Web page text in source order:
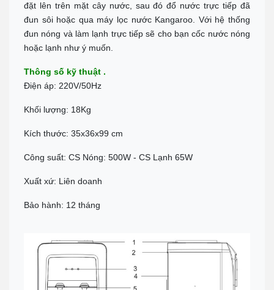
đặt lên trên mặt cây nước, sau đó đổ nước trực tiếp đã
đun sôi hoặc qua máy lọc nước Kangaroo. Với hệ thống
đun nóng và làm lạnh trực tiếp sẽ cho bạn cốc nước nóng
hoặc lạnh như ý muốn.
Thông số kỹ thuật .
Điện áp: 220V/50Hz
Khối lượng: 18Kg
Kích thước: 35x36x99 cm
Công suất: CS Nóng: 500W - CS Lạnh 65W
Xuất xứ: Liên doanh
Bảo hành: 12 tháng